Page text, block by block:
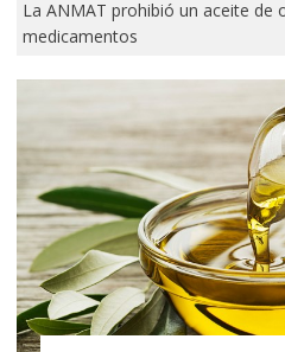
La ANMAT prohibió un aceite de
medicamentos